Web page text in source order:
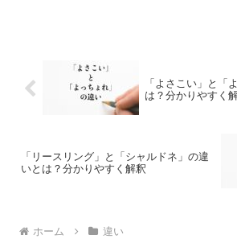
「よさこい」と「
は？分かりやすく
「リースリング」と「シャルドネ」の違
いとは？分かりやすく解釈
ホーム 違い